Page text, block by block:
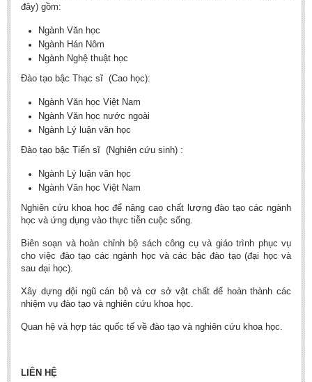
đây) gồm:
Ngành Văn học
Ngành Hán Nôm
Ngành Nghệ thuật học
Đào tạo bậc Thạc sĩ (Cao học):
Ngành Văn học Việt Nam
Ngành Văn học nước ngoài
Ngành Lý luận văn học
Đào tạo bậc Tiến sĩ (Nghiên cứu sinh) :
Ngành Lý luận văn học
Ngành Văn học Việt Nam
Nghiên cứu khoa học để nâng cao chất lượng đào tạo các ngành
học và ứng dụng vào thực tiễn cuộc sống.
Biên soạn và hoàn chỉnh bộ sách công cụ và giáo trình phục vụ
cho việc đào tạo các ngành học và các bậc đào tạo (đại học và
sau đại học).
Xây dựng đội ngũ cán bộ và cơ sở vật chất để hoàn thành các
nhiệm vụ đào tạo và nghiên cứu khoa học.
Quan hệ và hợp tác quốc tế về đào tạo và nghiên cứu khoa học.
LIÊN HỆ